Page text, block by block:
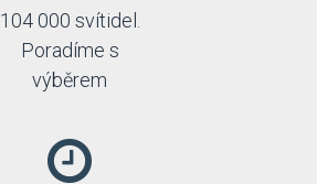
104 000 svítidel.
Poradíme s
výběrem